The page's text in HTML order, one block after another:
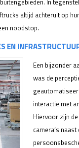
In
altijd achteruit op
noodstop.
EN
Een bijzonder
was de
interactie met
Hiervoor zijn
camera’s